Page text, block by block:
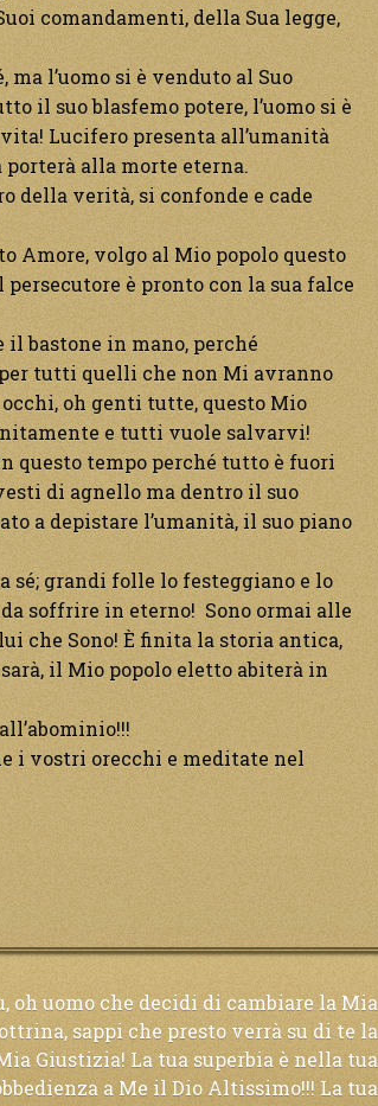
comandamenti, della Sua legge,
ma l’uomo si è venduto al Suo
il suo blasfemo potere, l’uomo si è
Lucifero presenta all’umanità
alla morte eterna.
della verità, si confonde e cade
Amore, volgo al Mio popolo questo
è pronto con la sua falce
bastone in mano, perché
tutti quelli che non Mi avranno
oh genti tutte, questo Mio
e tutti vuole salvarvi!
questo tempo perché tutto è fuori
di agnello ma dentro il suo
a depistare l’umanità, il suo piano
sé; grandi folle lo festeggiano e lo
soffrire in eterno! Sono ormai alle
che Sono! È finita la storia antica,
il Mio popolo eletto abiterà in
i vostri orecchi e meditate nel
oh uomo che decidi di cambiare la Mia
sappi che presto verrà su di te la
Giustizia! La tua superbia è nella tua
a Me il Dio Altissimo!!! La tua